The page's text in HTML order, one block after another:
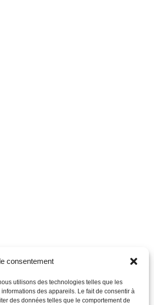
consentement
utilisons des technologies telles que les
des appareils. Le fait de consentir à
des données telles que le comportement de